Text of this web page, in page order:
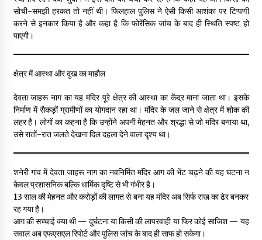
सोची-समझी हरकत तो नहीं थी। फिलहाल पुलिस ने ऐसी किसी आशंका पर टिप्पणी
करने से इनकार किया है और कहा है कि फोरेंसिक जांच के बाद ही स्थिति स्पष्ट हो
पाएगी।
क्षेत्र में आस्था और दुख का माहौल
देवता जाहरू नाग का यह मंदिर पूरे क्षेत्र की आस्था का केंद्र माना जाता था। इसके
निर्माण में सैकड़ों ग्रामीणों का योगदान रहा था। मंदिर के जल जाने से क्षेत्र में शोक की
लहर है। लोगों का कहना है कि उन्होंने अपनी मेहनत और श्रद्धा से जो मंदिर बनाया था,
उसे रातों-रात जलते देखना दिल दहला देने वाला दृश्य था।
शनेरी गांव में देवता जाहरू नाग का नवनिर्मित मंदिर आग की भेंट चढ़ने की यह घटना न
केवल प्रशासनिक बल्कि धार्मिक दृष्टि से भी गंभीर है।
13 साल की मेहनत और करोड़ों की लागत से बना यह मंदिर अब सिर्फ राख का ढेर बनकर
रह गया है।
आग की सच्चाई क्या थी — दुर्घटना या किसी की लापरवाही या फिर कोई साजिश — यह
सवाल अब एफएसएल रिपोर्ट और पुलिस जांच के बाद ही साफ हो सकेगा।